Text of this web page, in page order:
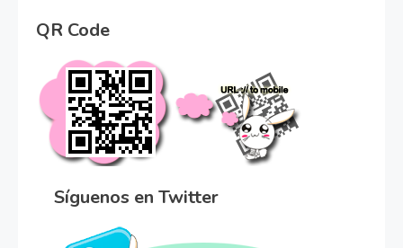
QR Code
Síguenos en Twitter